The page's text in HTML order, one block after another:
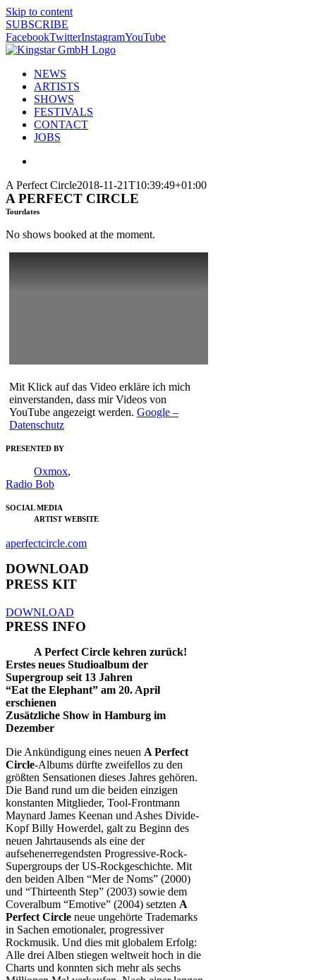
Skip to content
SUBSCRIBE
FacebookTwitterInstagramYouTube
NEWS
ARTISTS
SHOWS
FESTIVALS
CONTACT
JOBS
A Perfect Circle2018-11-21T10:39:49+01:00
A PERFECT CIRCLE
Tourdates
No shows booked at the moment.
Mit Klick auf das Video erkläre ich mich
einverstanden, dass mir Videos von
YouTube angezeigt werden. Google –
Datenschutz
PRESENTED BY
Oxmox,
Radio Bob
SOCIAL MEDIA
ARTIST WEBSITE
aperfectcircle.com
DOWNLOAD
PRESS KIT
DOWNLOAD
PRESS INFO
A Perfect Circle kehren zurück!
Erstes neues Studioalbum der
Supergroup seit 13 Jahren
“Eat the Elephant” am 20. April
erschienen
Zusätzliche Show in Hamburg im
Dezember
Die Ankündigung eines neuen A Perfect
Circle-Albums dürfte zweifellos zu den
größten Sensationen dieses Jahres gehören.
Die Band rund um die beiden einzigen
konstanten Mitglieder, Tool-Frontmann
Maynard James Keenan und Ashes Divide-
Kopf Billy Howerdel, galt zu Beginn des
neuen Jahrtausends als eine der
aufsehenerregendsten Progressive-Rock-
Supergroups der US-Rockgeschichte. Mit
den beiden Alben “Mer de Noms” (2000)
und “Thirteenth Step” (2003) sowie dem
Coveralbum “Emotive” (2004) setzten A
Perfect Circle neue ungehörte Trademarks
in Sachen emotionaler, progressiver
Rockmusik. Und dies mit globalem Erfolg:
Alle drei Alben stiegen weltweit hoch in die
Charts und konnten sich mehr als sechs